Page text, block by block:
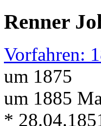
Renner
Vorfahren:
um 1875
um 1885
*